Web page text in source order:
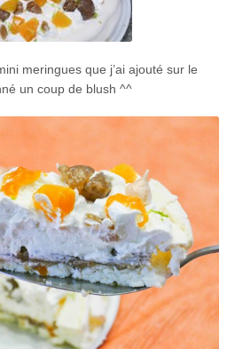
meringues que j’ai ajouté sur le
un coup de blush ^^